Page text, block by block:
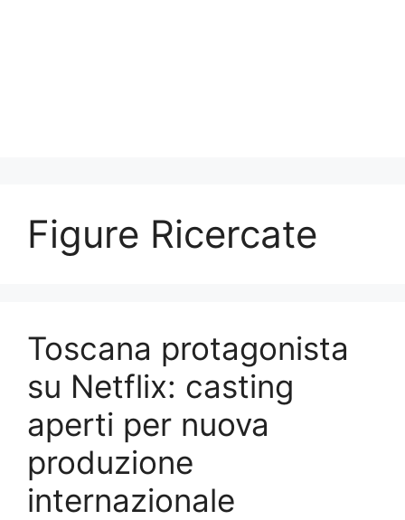
Figure Ricercate
Toscana protagonista
su Netflix: casting
aperti per nuova
produzione
internazionale